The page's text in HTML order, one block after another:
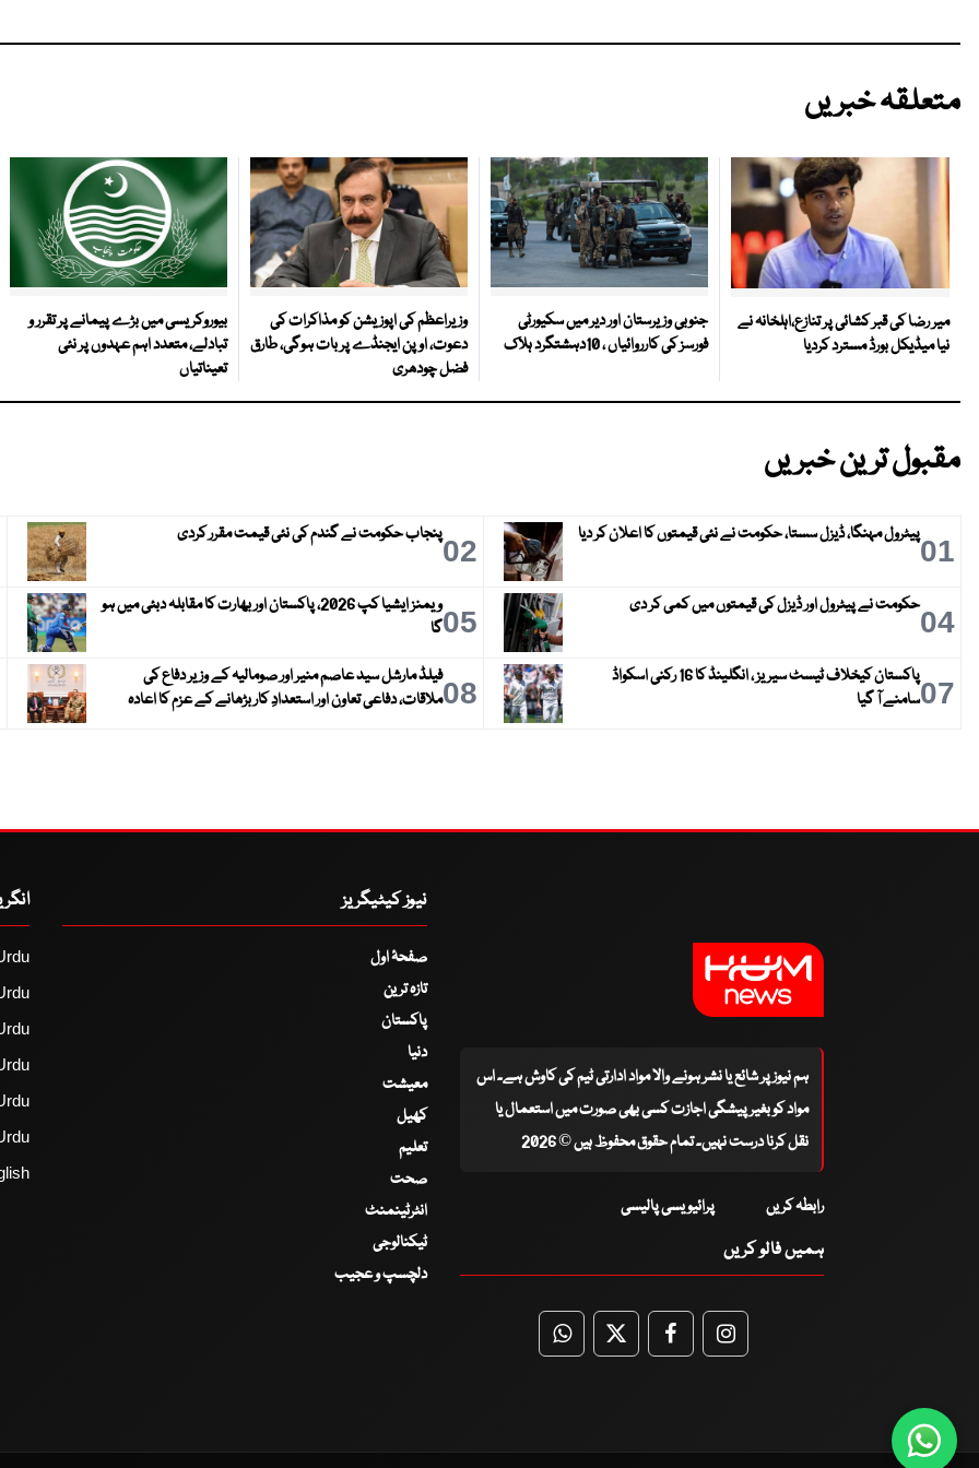
متعلقہ خبریں
میر رضا کی قبر کشائی پر تنازع،اہلخانہ نے
نیا میڈیکل بورڈ مسترد کردیا
جنوبی وزیرستان اور دیر میں سکیورٹی
فورسز کی کارروائیاں ، 10دہشتگرد ہلاک
وزیراعظم کی اپوزیشن کو مذاکرات کی
دعوت، اوپن ایجنڈے پر بات ہوگی، طارق
فضل چودھری
بیوروکریسی میں بڑے پیمانے پر تقرر و
تبادلے، متعدد اہم عہدوں پر نئی
تعیناتیاں
مقبول ترین خبریں
01پیٹرول مہنگا، ڈیزل سستا، حکومت نے نئی قیمتوں کا اعلان کر دیا 02پنجاب حکومت نے گندم کی نئی قیمت مقرر کردی
04حکومت نے پیٹرول اور ڈیزل کی قیمتوں میں کمی کر دی 05
ویمنز ایشیا کپ 2026، پاکستان اور بھارت کا مقابلہ دبئی میں ہو
گا
07
پاکستان کیخلاف ٹیسٹ سیریز ، انگلینڈ کا 16 رکنی اسکواڈ
سامنے آ گیا
08فیلڈ مارشل سید عاصم منیر اور صومالیہ کے وزیر دفاع کی
ملاقات، دفاعی تعاون اور استعدادِ کار بڑھانے کے عزم کا اعادہ
ہم نیوز پر شائع یا نشر ہونے والا مواد ادارتی ٹیم کی کاوش ہے۔ اس
مواد کو بغیر پیشگی اجازت کسی بھی صورت میں استعمال یا
نقل کرنا درست نہیں۔ تمام حقوق محفوظ ہیں © 2026
رابطہ کریں پرائیویسی پالیسی
ہمیں فالو کریں
WhatsApp
TwitterFacebookFacebook
نیوز کیٹیگریز
صفحۂ اول
تازہ ترین
پاکستان
دنیا
معیشت
کھیل
تعلیم
صحت
انٹرٹینمنٹ
ٹیکنالوجی
دلچسپ و عجیب